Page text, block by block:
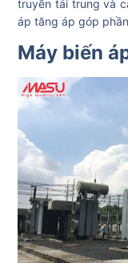
truyền tải trung và
áp tăng áp góp
Máy biến